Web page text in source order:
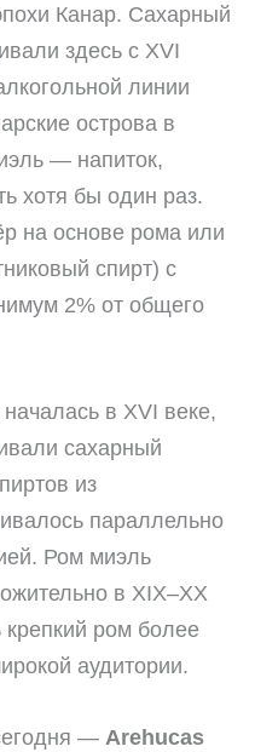
Канар. Сахарный
здесь с XVI
линии
острова в
— напиток,
хотя бы один раз.
на основе рома или
спирт) с
2% от общего
в XVI веке,
сахарный
из
параллельно
Ром миэль
в XIX–XX
крепкий ром более
аудитории.
— Arehucas